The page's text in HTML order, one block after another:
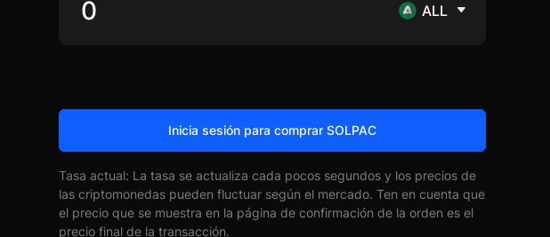
ALL
Inicia sesión para comprar SOLPAC
Tasa actual: La tasa se actualiza cada pocos segundos y los precios de
las criptomonedas pueden fluctuar según el mercado. Ten en cuenta que
el precio que se muestra en la página de confirmación de la orden es el
precio final de la transacción.